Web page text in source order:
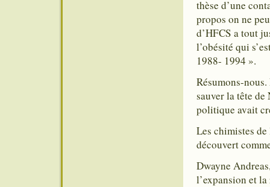
thèse d’une
propos on ne
d’HFCS a tout
l’obésité qui
1988- 1994 ».
Résumons-
sauver la tête
politique avait
Les chimistes
découvert
Dwayne
l’expansion et